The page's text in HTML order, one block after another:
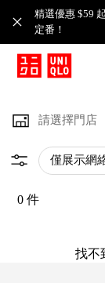
精選優惠 $59
定番！​
請選擇門店
僅展示網
0 件
找不